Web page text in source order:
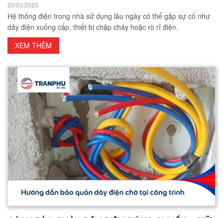
20/03/2025
Hệ thống điện trong nhà sử dụng lâu ngày có thể gặp sự cố như
dây điện xuống cấp, thiết bị chập cháy hoặc rò rỉ điện.
XEM THÊM